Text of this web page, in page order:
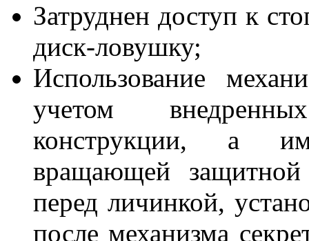
Затруднен доступ к
диск-ловушку;
Использование
учетом
конструкции, а
вращающей
перед личинкой,
после механизма